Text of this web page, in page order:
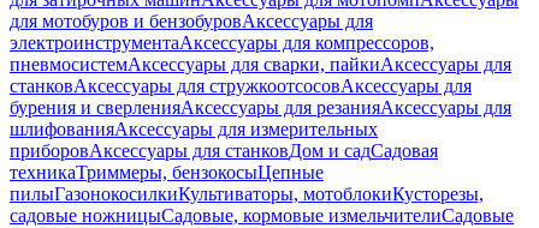
для мотобуров и бензобуровАксессуары для
электроинструментаАксессуары для компрессоров,
пневмосистемАксессуары для сварки, пайкиАксессуары для
станковАксессуары для стружкоотсосовАксессуары для
бурения и сверленияАксессуары для резанияАксессуары для
шлифованияАксессуары для измерительных
приборовАксессуары для станковДом и садСадовая
техникаТриммеры, бензокосыЦепные
пилыГазонокосилкиКультиваторы, мотоблокиКусторезы,
садовые ножницыСадовые, кормовые измельчителиСадовые